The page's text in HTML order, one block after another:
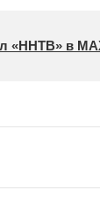
«ННТВ» в